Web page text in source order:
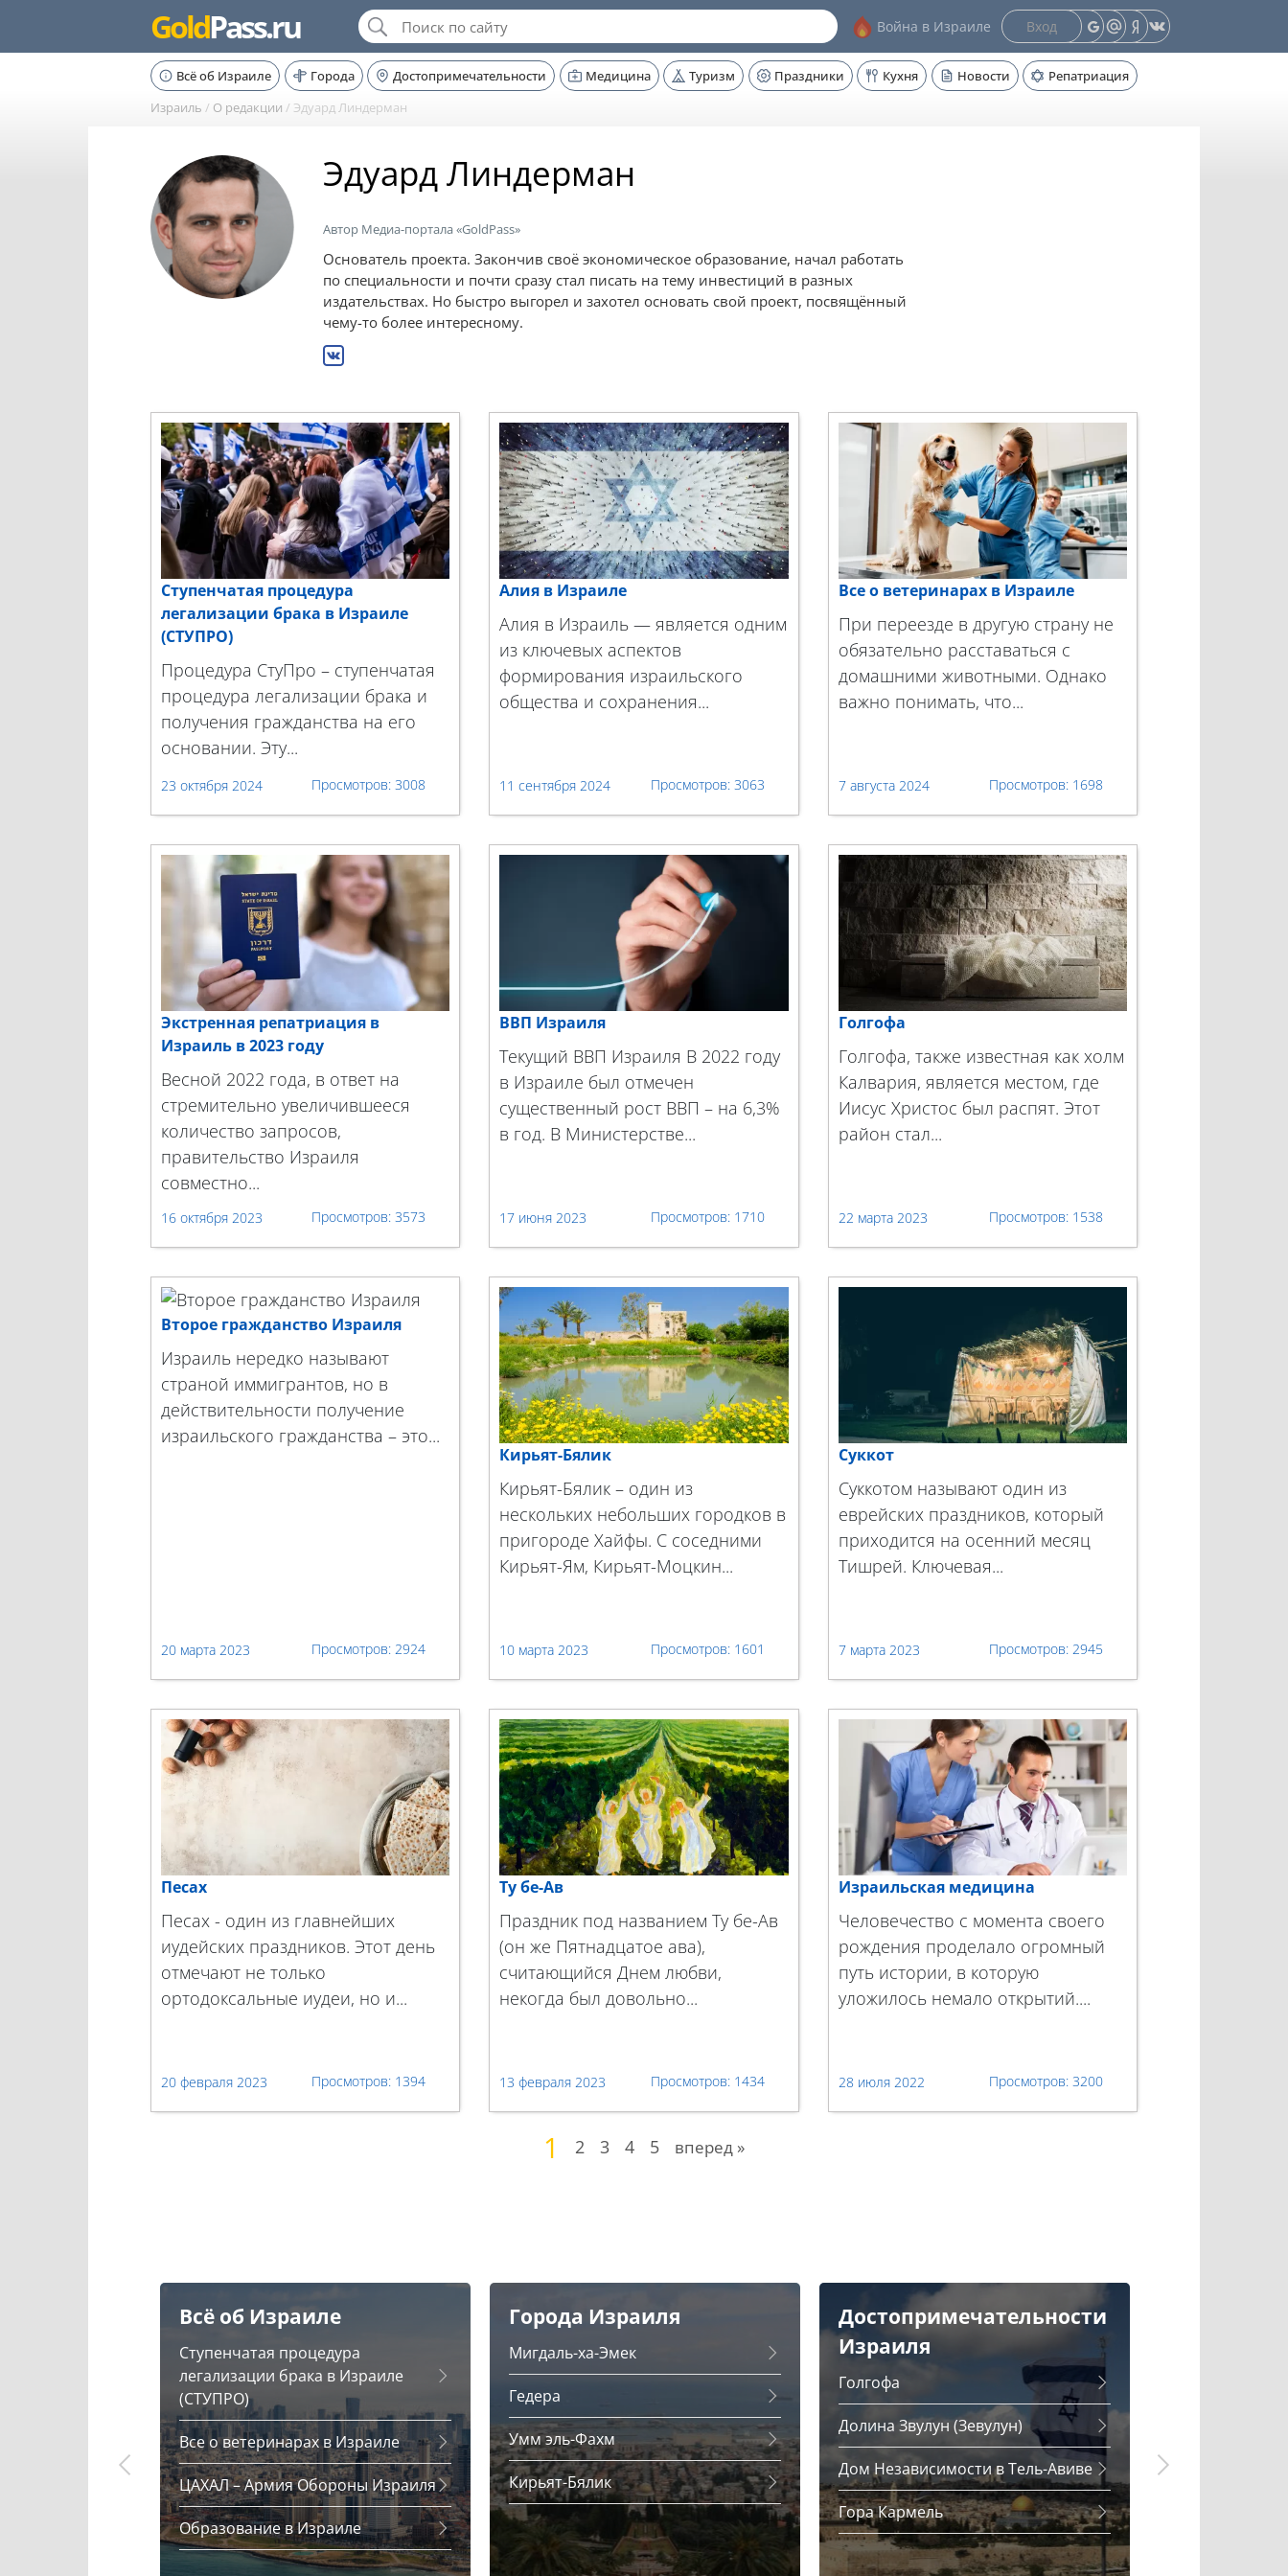
GoldPass.ru Война в Израиле Вход
Всё об Израиле Города Достопримечательности Медицина Туризм Праздники Кухня Новости
Репатриация
Израиль / О редакции / Эдуард Линдерман
Эдуард Линдерман
Автор Медиа-портала «GoldPass»
Основатель проекта. Закончив своё экономическое образование, начал работать
по специальности и почти сразу стал писать на тему инвестиций в разных
издательствах. Но быстро выгорел и захотел основать свой проект, посвящённый
чему-то более интересному.
Ступенчатая процедура
легализации брака в Израиле
(СТУПРО)
Процедура СтуПро – ступенчатая
процедура легализации брака и
получения гражданства на его
основании. Эту...
23 октября 2024 3008
Алия в Израиле
Алия в Израиль — является одним
из ключевых аспектов
формирования израильского
общества и сохранения...
11 сентября 2024 3063
Все о ветеринарах в Израиле
При переезде в другую страну не
обязательно расставаться с
домашними животными. Однако
важно понимать, что...
7 августа 2024 1698
Экстренная репатриация в
Израиль в 2023 году
Весной 2022 года, в ответ на
стремительно увеличившееся
количество запросов,
правительство Израиля
совместно...
16 октября 2023 3573
ВВП Израиля
Текущий ВВП Израиля В 2022 году
в Израиле был отмечен
существенный рост ВВП – на 6,3%
в год. В Министерстве...
17 июня 2023 1710
Голгофа
Голгофа, также известная как холм
Калвария, является местом, где
Иисус Христос был распят. Этот
район стал...
22 марта 2023 1538
Второе гражданство Израиля
Израиль нередко называют
страной иммигрантов, но в
действительности получение
израильского гражданства – это...
20 марта 2023 2924
Кирьят-Бялик
Кирьят-Бялик – один из
нескольких небольших городков в
пригороде Хайфы. С соседними
Кирьят-Ям, Кирьят-Моцкин...
10 марта 2023 1601
Суккот
Суккотом называют один из
еврейских праздников, который
приходится на осенний месяц
Тишрей. Ключевая...
7 марта 2023 2945
Песах
Песах - один из главнейших
иудейских праздников. Этот день
отмечают не только
ортодоксальные иудеи, но и...
20 февраля 2023 1394
Ту бе-Ав
Праздник под названием Ту бе-Ав
(он же Пятнадцатое ава),
считающийся Днем любви,
некогда был довольно...
13 февраля 2023 1434
Израильская медицина
Человечество с момента своего
рождения проделало огромный
путь истории, в которую
уложилось немало открытий....
28 июля 2022 3200
1 2 3 4 5 вперед »
Всё об Израиле
Ступенчатая процедура
легализации брака в Израиле
(СТУПРО)
Все о ветеринарах в Израиле
ЦАХАЛ – Армия Обороны Израиля
Образование в Израиле
Города Израиля
Мигдаль-ха-Эмек
Гедера
Умм эль-Фахм
Кирьят-Бялик
Достопримечательности
Израиля
Голгофа
Долина Звулун (Зевулун)
Дом Независимости в Тель-Авиве
Гора Кармель
Хумус: как